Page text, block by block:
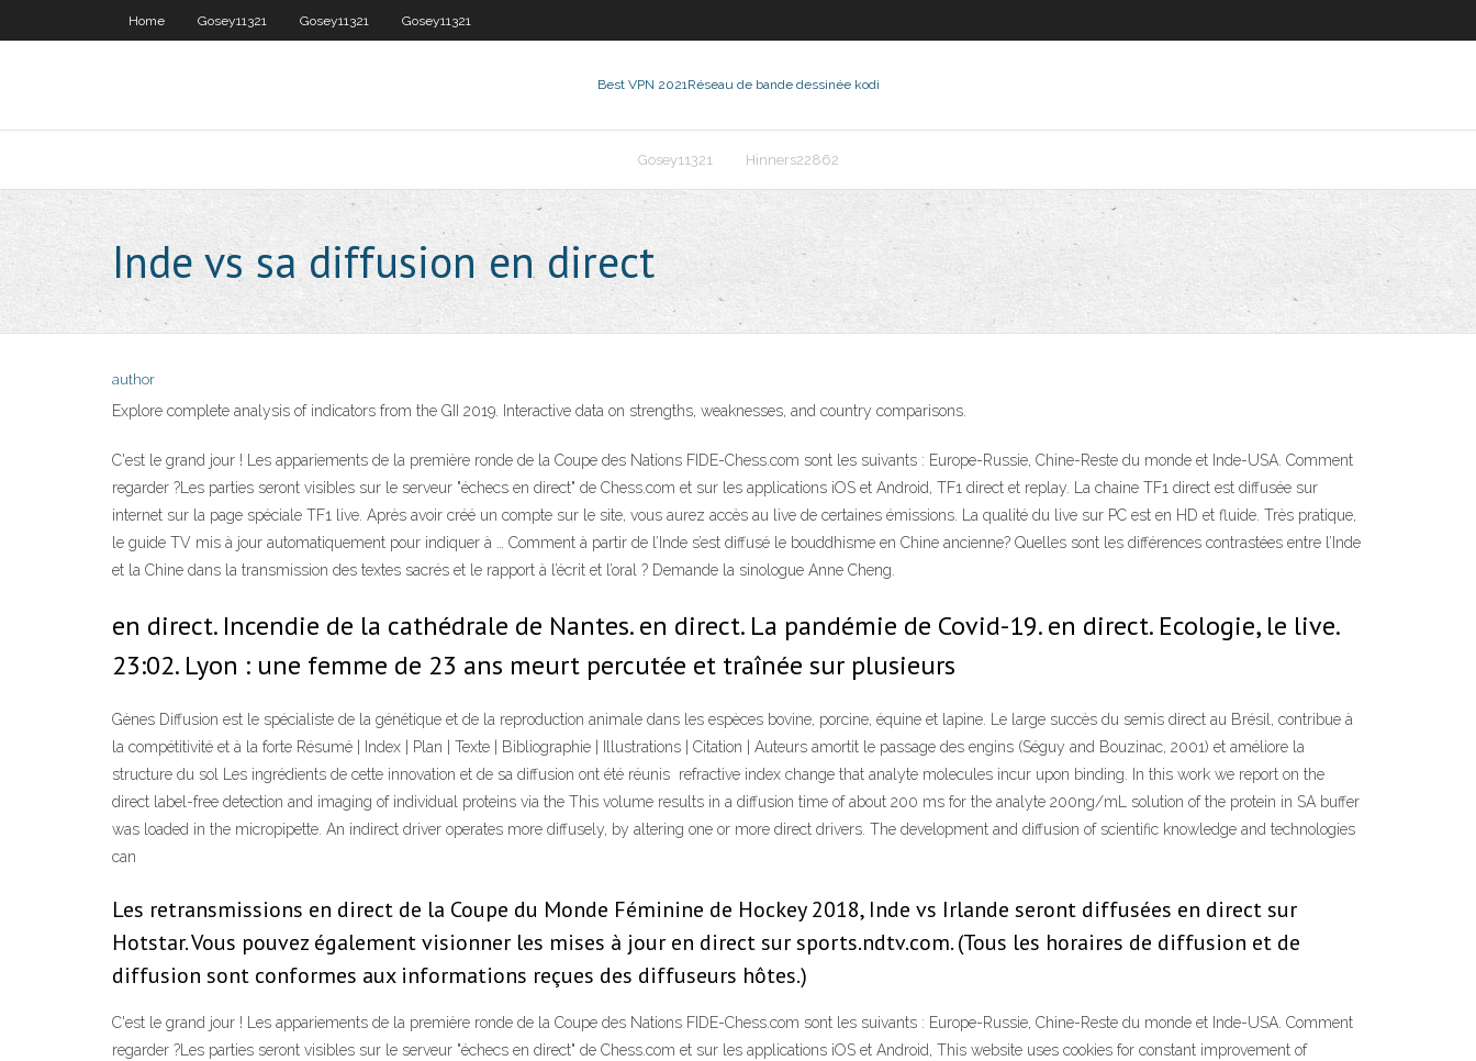
Home Gosey11321 Gosey11321 Gosey11321
Best VPN 2021Réseau de bande dessinée kodi
Gosey11321 Hinners22862
Inde vs sa diffusion en direct
author
Explore complete analysis of indicators from the GII 2019. Interactive data on strengths, weaknesses, and country comparisons.
C'est le grand jour ! Les appariements de la première ronde de la Coupe des Nations FIDE-Chess.com sont les suivants : Europe-Russie, Chine-Reste du monde et Inde-USA. Comment
regarder ?Les parties seront visibles sur le serveur "échecs en direct" de Chess.com et sur les applications iOS et Android, TF1 direct et replay. La chaine TF1 direct est diffusée sur
internet sur la page spéciale TF1 live. Après avoir créé un compte sur le site, vous aurez accès au live de certaines émissions. La qualité du live sur PC est en HD et fluide. Très pratique,
le guide TV mis à jour automatiquement pour indiquer à … Comment à partir de l’Inde s’est diffusé le bouddhisme en Chine ancienne? Quelles sont les différences contrastées entre l’Inde
et la Chine dans la transmission des textes sacrés et le rapport à l’écrit et l’oral ? Demande la sinologue Anne Cheng.
en direct. Incendie de la cathédrale de Nantes. en direct. La pandémie de Covid-19. en direct. Ecologie, le live.
23:02. Lyon : une femme de 23 ans meurt percutée et traînée sur plusieurs
Gènes Diffusion est le spécialiste de la génétique et de la reproduction animale dans les espèces bovine, porcine, équine et lapine. Le large succès du semis direct au Brésil, contribue à
la compétitivité et à la forte Résumé | Index | Plan | Texte | Bibliographie | Illustrations | Citation | Auteurs amortit le passage des engins (Séguy and Bouzinac, 2001) et améliore la
structure du sol Les ingrédients de cette innovation et de sa diffusion ont été réunis refractive index change that analyte molecules incur upon binding. In this work we report on the
direct label-free detection and imaging of individual proteins via the This volume results in a diffusion time of about 200 ms for the analyte 200ng/mL solution of the protein in SA buffer
was loaded in the micropipette. An indirect driver operates more diffusely, by altering one or more direct drivers. The development and diffusion of scientific knowledge and technologies
can
Les retransmissions en direct de la Coupe du Monde Féminine de Hockey 2018, Inde vs Irlande seront diffusées en direct sur
Hotstar. Vous pouvez également visionner les mises à jour en direct sur sports.ndtv.com. (Tous les horaires de diffusion et de
diffusion sont conformes aux informations reçues des diffuseurs hôtes.)
C'est le grand jour ! Les appariements de la première ronde de la Coupe des Nations FIDE-Chess.com sont les suivants : Europe-Russie, Chine-Reste du monde et Inde-USA. Comment
regarder ?Les parties seront visibles sur le serveur "échecs en direct" de Chess.com et sur les applications iOS et Android, This website uses cookies for constant improvement of